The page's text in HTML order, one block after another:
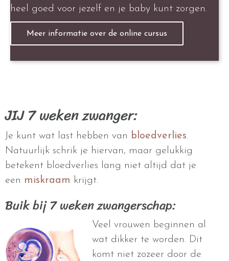
heel goed voor jezelf en je baby kunt zorgen.
Meer informatie over de online cursus
JIJ 7 weken zwanger:
Je kunt wat last hebben van bloedverlies.
Natuurlijk schrik je hiervan, maar gelukkig
betekent bloedverlies lang niet altijd dat je
een miskraam krijgt.
Buik bij 7 weken zwangerschap:
Veel vrouwen beginnen al
wat dikker te worden. Dit
komt niet zozeer door de